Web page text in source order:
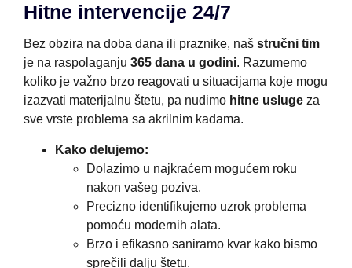
Hitne intervencije 24/7
Bez obzira na doba dana ili praznike, naš stručni tim
je na raspolaganju 365 dana u godini. Razumemo
koliko je važno brzo reagovati u situacijama koje mogu
izazvati materijalnu štetu, pa nudimo hitne usluge za
sve vrste problema sa akrilnim kadama.
Kako delujemo:
Dolazimo u najkraćem mogućem roku
nakon vašeg poziva.
Precizno identifikujemo uzrok problema
pomoću modernih alata.
Brzo i efikasno saniramo kvar kako bismo
sprečili dalju štetu.